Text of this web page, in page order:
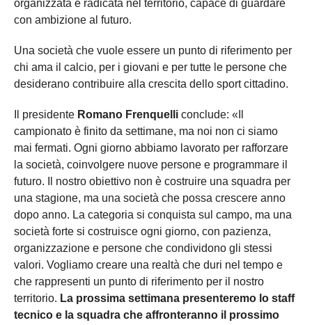
organizzata e radicata nel territorio, capace di guardare
con ambizione al futuro.
Una società che vuole essere un punto di riferimento per
chi ama il calcio, per i giovani e per tutte le persone che
desiderano contribuire alla crescita dello sport cittadino.
Il presidente Romano Frenquelli conclude: «Il
campionato è finito da settimane, ma noi non ci siamo
mai fermati. Ogni giorno abbiamo lavorato per rafforzare
la società, coinvolgere nuove persone e programmare il
futuro. Il nostro obiettivo non è costruire una squadra per
una stagione, ma una società che possa crescere anno
dopo anno. La categoria si conquista sul campo, ma una
società forte si costruisce ogni giorno, con pazienza,
organizzazione e persone che condividono gli stessi
valori. Vogliamo creare una realtà che duri nel tempo e
che rappresenti un punto di riferimento per il nostro
territorio. La prossima settimana presenteremo lo staff
tecnico e la squadra che affronteranno il prossimo